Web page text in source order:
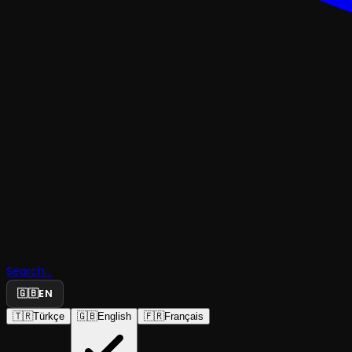
Search...
🇬🇧EN
🇹🇷Türkçe 🇬🇧English 🇫🇷Français
Cik-Cik